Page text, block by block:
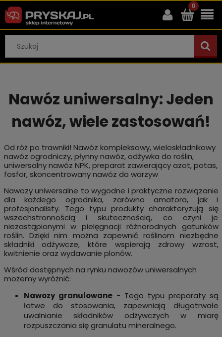
Nawóz uniwersalny: Jeden
nawóz, wiele zastosowań!
Od róż po trawniki! Nawóz kompleksowy, wieloskładnikowy
nawóz ogrodniczy, płynny nawóz, odżywka do roślin,
uniwersalny nawóz NPK, preparat zawierający azot, potas,
fosfor, skoncentrowany nawóz do warzyw
Nawozy uniwersalne to wygodne i praktyczne rozwiązanie
dla każdego ogrodnika, zarówno amatora, jak i
profesjonalisty. Tego typu produkty charakteryzują się
wszechstronnością i skutecznością, co czyni je
niezastąpionymi w pielęgnacji różnorodnych gatunków
roślin. Dzięki nim można zapewnić roślinom niezbędne
składniki odżywcze, które wspierają zdrowy wzrost,
kwitnienie oraz wydawanie plonów.
Wśród dostępnych na rynku nawozów uniwersalnych
możemy wyróżnić:
Nawozy granulowane- Tego typu preparaty są
łatwe do stosowania, zapewniają długotrwałe
uwalnianie składników odżywczych w miarę
rozpuszczania się granulatu mineralnego.